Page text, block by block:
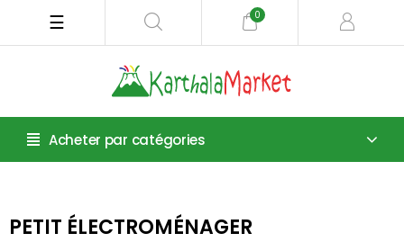
Acheter par catégories
Basculer
la
☰ 0
PETIT ÉLECTROMÉNAGER